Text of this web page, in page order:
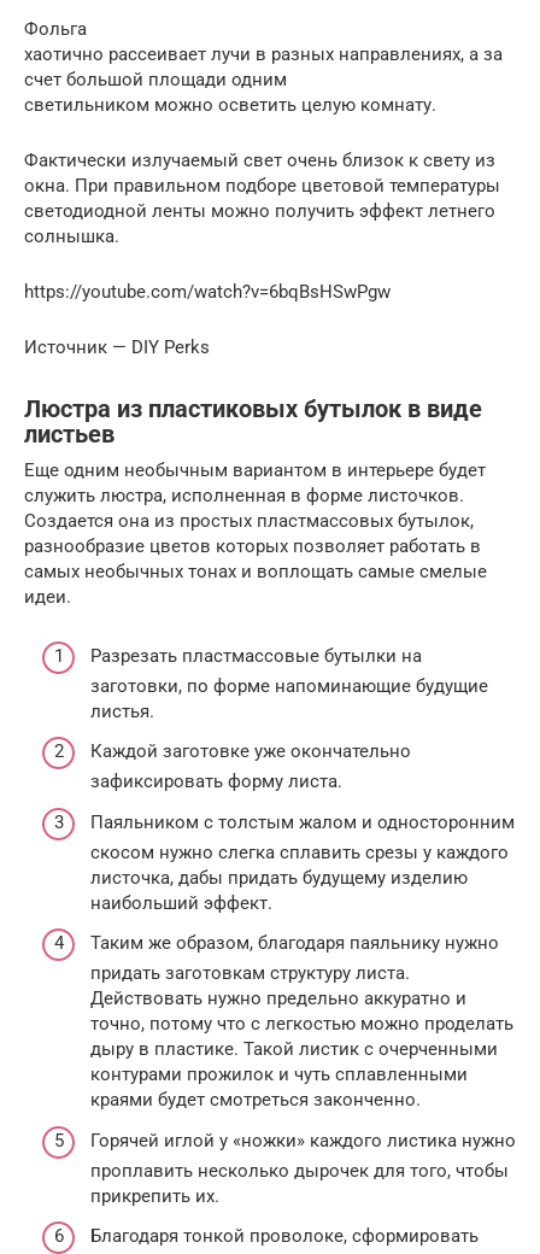
Фольга
хаотично рассеивает лучи в разных направлениях, а за
счет большой площади одним
светильником можно осветить целую комнату.
Фактически излучаемый свет очень близок к свету из
окна. При правильном подборе цветовой температуры
светодиодной ленты можно получить эффект летнего
солнышка.
https://youtube.com/watch?v=6bqBsHSwPgw
Источник — DIY Perks
Люстра из пластиковых бутылок в виде
листьев
Еще одним необычным вариантом в интерьере будет
служить люстра, исполненная в форме листочков.
Создается она из простых пластмассовых бутылок,
разнообразие цветов которых позволяет работать в
самых необычных тонах и воплощать самые смелые
идеи.
Разрезать пластмассовые бутылки на
заготовки, по форме напоминающие будущие
листья.
Каждой заготовке уже окончательно
зафиксировать форму листа.
Паяльником с толстым жалом и односторонним
скосом нужно слегка сплавить срезы у каждого
листочка, дабы придать будущему изделию
наибольший эффект.
Таким же образом, благодаря паяльнику нужно
придать заготовкам структуру листа.
Действовать нужно предельно аккуратно и
точно, потому что с легкостью можно проделать
дыру в пластике. Такой листик с очерченными
контурами прожилок и чуть сплавленными
краями будет смотреться законченно.
Горячей иглой у «ножки» каждого листика нужно
проплавить несколько дырочек для того, чтобы
прикрепить их.
Благодаря тонкой проволоке, сформировать